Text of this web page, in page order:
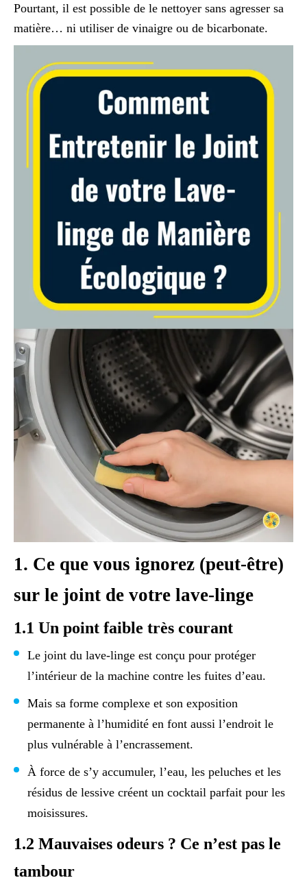
Pourtant, il est possible de le nettoyer sans agresser sa
matière… ni utiliser de vinaigre ou de bicarbonate.
1. Ce que vous ignorez (peut-être)
sur le joint de votre lave-linge
1.1 Un point faible très courant
Le joint du lave-linge est conçu pour protéger
l’intérieur de la machine contre les fuites d’eau.
Mais sa forme complexe et son exposition
permanente à l’humidité en font aussi l’endroit le
plus vulnérable à l’encrassement.
À force de s’y accumuler, l’eau, les peluches et les
résidus de lessive créent un cocktail parfait pour les
moisissures.
1.2 Mauvaises odeurs ? Ce n’est pas le
tambour